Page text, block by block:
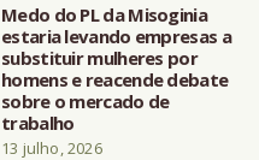
Medo do PL da Misoginia
estaria levando empresas a
substituir mulheres por
homens e reacende debate
sobre o mercado de
trabalho
13 julho, 2026